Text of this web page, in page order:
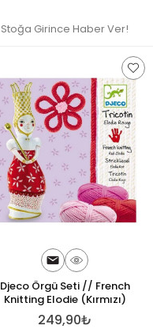
Stoğa Girince Haber Ver!
Djeco Örgü Seti // French
Knitting Elodie (Kırmızı)
249,90₺